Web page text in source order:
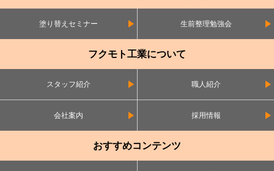
塗り替えセミナー 生前整理勉強会
フクモト工業について
スタッフ紹介 職人紹介
会社案内 採用情報
おすすめコンテンツ